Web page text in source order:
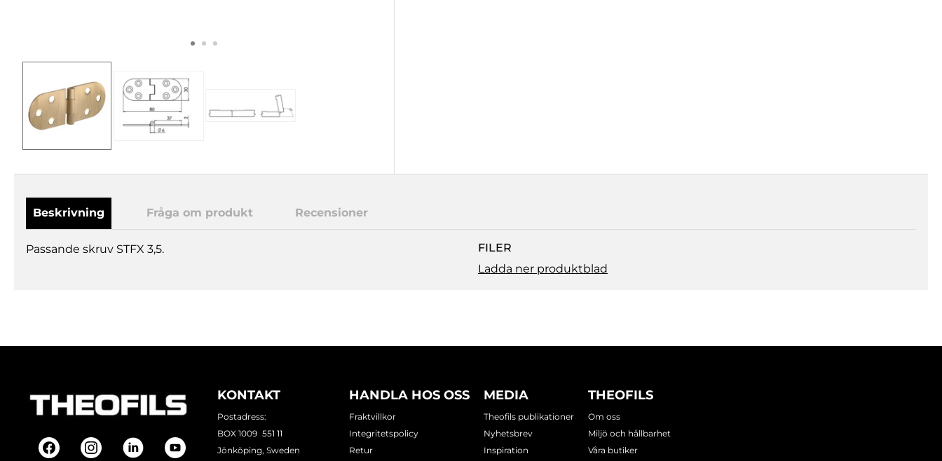
Beskrivning Fråga om produkt Recensioner
Passande skruv STFX 3,5.
FILER
Ladda ner produktblad
KONTAKT
Postadress:
BOX 1009 551 11
Jönköping, Sweden
HANDLA HOS OSS
Fraktvillkor
Integritetspolicy
Retur
MEDIA
Theofils publikationer
Nyhetsbrev
Inspiration
THEOFILS
Om oss
Miljö och hållbarhet
Våra butiker